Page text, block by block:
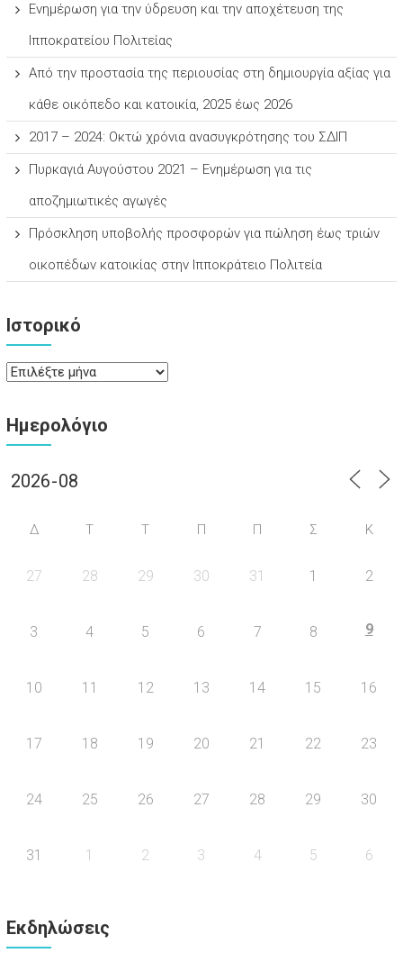
Ενημέρωση για την ύδρευση και την αποχέτευση της
Ιπποκρατείου Πολιτείας
Από την προστασία της περιουσίας στη δημιουργία αξίας για
κάθε οικόπεδο και κατοικία, 2025 έως 2026
2017 – 2024: Οκτώ χρόνια ανασυγκρότησης του ΣΔΙΠ
Πυρκαγιά Αυγούστου 2021 – Ενημέρωση για τις
αποζημιωτικές αγωγές
Πρόσκληση υποβολής προσφορών για πώληση έως τριών
οικοπέδων κατοικίας στην Ιπποκράτειο Πολιτεία
Ιστορικό
Ιστορικό
Ημερολόγιο
Δ Τ Τ Π Π Σ Κ
27 28 29 30 31 1 2
3 4 5 6 7 8 9
10 11 12 13 14 15 16
17 18 19 20 21 22 23
24 25 26 27 28 29 30
31 1 2 3 4 5 6
Εκδηλώσεις